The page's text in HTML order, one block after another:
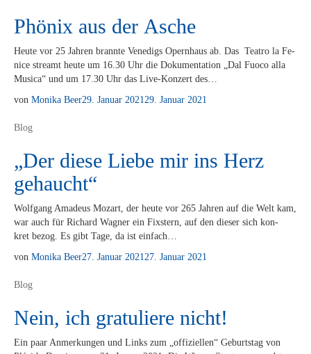
Phönix aus der Asche
Heu­te vor 25 Jah­ren brann­te Ve­ne­digs Opern­haus ab. Das Tea­t­ro la Fe­
nice streamt heu­te um 16.30 Uhr die Do­ku­men­ta­ti­on „Dal Fu­o­co alla
Mu­si­ca“ und um 17.30 Uhr das Live-Kon­­­zert des…
von Monika Beer29. Januar 202129. Januar 2021
Blog
„Der diese Liebe mir ins Herz
gehaucht“
Wolf­gang Ama­de­us Mo­zart, der heu­te vor 265 Jah­ren auf die Welt kam,
war auch für Ri­chard Wag­ner ein Fix­stern, auf den die­ser sich kon­
kret be­zog. Es gibt Tage, da ist einfach…
von Monika Beer27. Januar 202127. Januar 2021
Blog
Nein, ich gratuliere nicht!
Ein paar An­mer­kun­gen und Links zum „of­fi­zi­el­len“ Ge­burts­tag von